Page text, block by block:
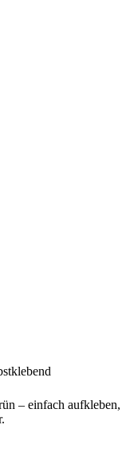
– einfach aufkleben,